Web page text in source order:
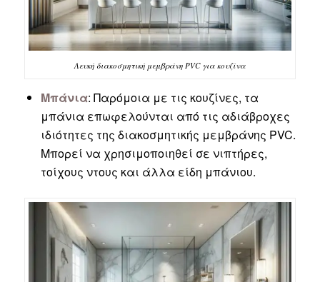
Λευκή διακοσμητική μεμβράνη PVC για κουζίνα
Μπάνια: Παρόμοια με τις κουζίνες, τα
μπάνια επωφελούνται από τις αδιάβροχες
ιδιότητες της διακοσμητικής μεμβράνης PVC.
Μπορεί να χρησιμοποιηθεί σε νιπτήρες,
τοίχους ντους και άλλα είδη μπάνιου.